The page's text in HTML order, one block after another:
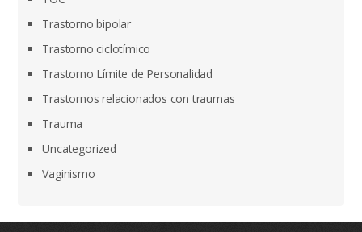
Trastorno bipolar
Trastorno ciclotímico
Trastorno Límite de Personalidad
Trastornos relacionados con traumas
Trauma
Uncategorized
Vaginismo